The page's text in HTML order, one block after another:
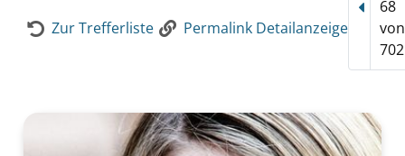
Zur Trefferliste Permalink Detailanzeige
68
von
702